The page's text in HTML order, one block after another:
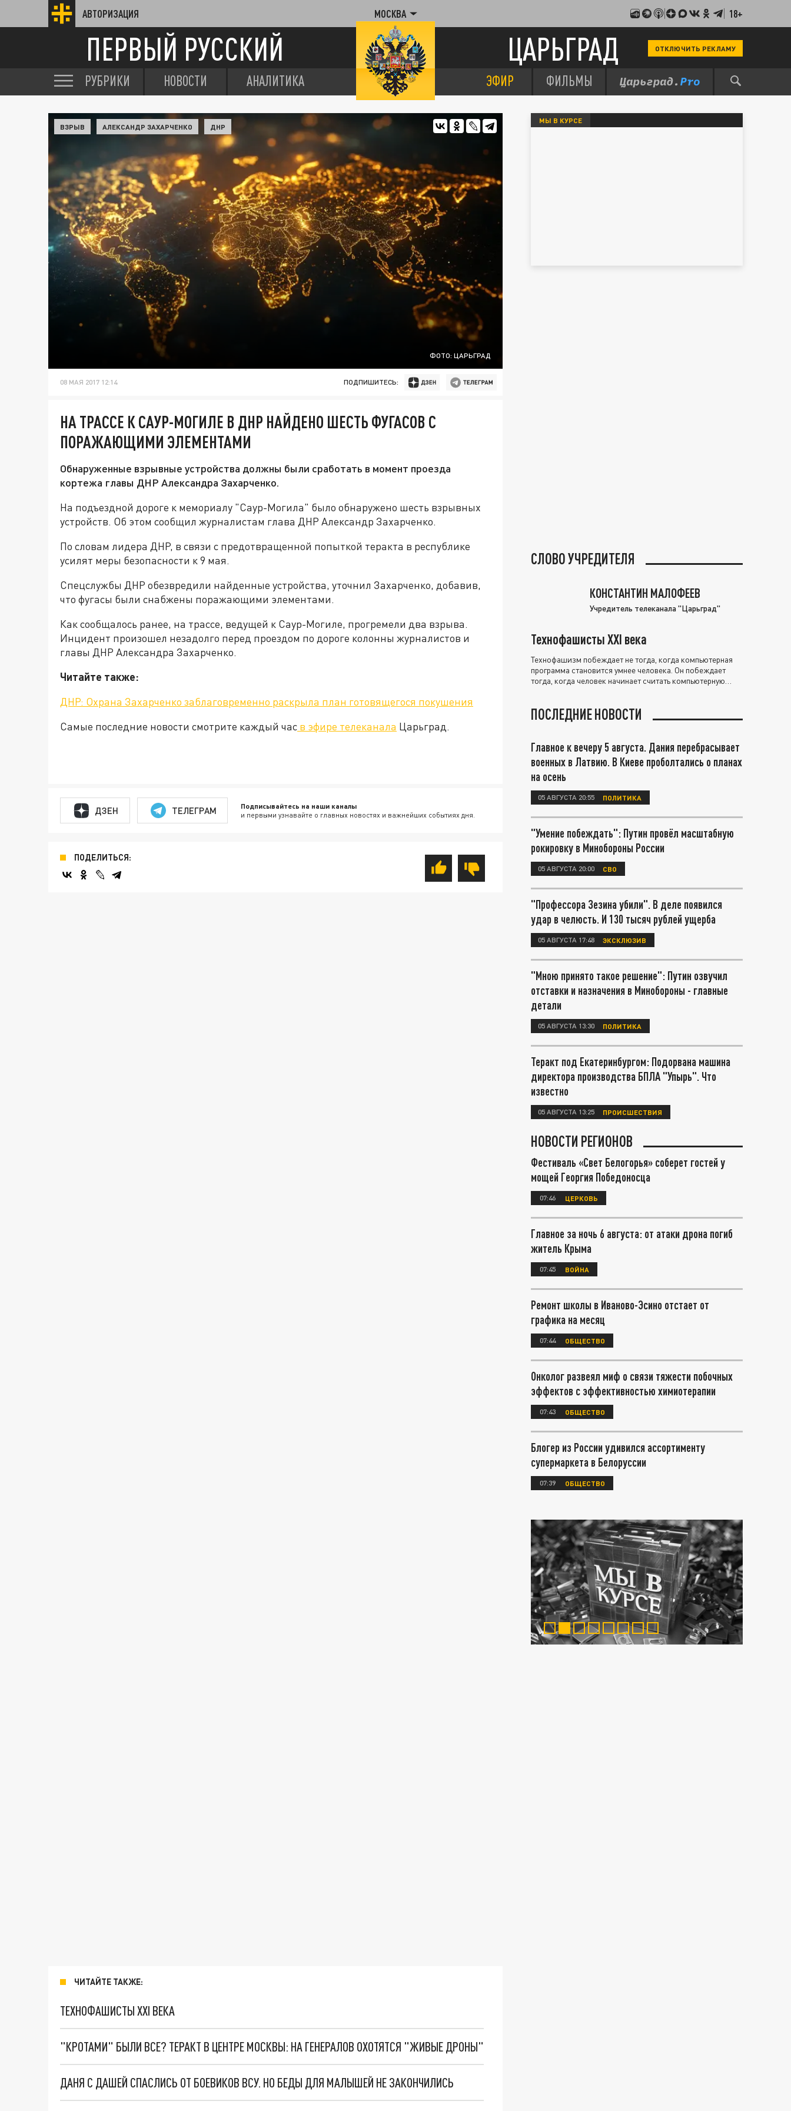
АВТОРИЗАЦИЯ МОСКВА 18+
ПЕРВЫЙ РУССКИЙ ЦАРЬГРАД ОТКЛЮЧИТЬ РЕКЛАМУ
РУБРИКИ НОВОСТИ АНАЛИТИКА ЭФИР ФИЛЬМЫ
ФОТО: ЦАРЬГРАД
ВЗРЫВ АЛЕКСАНДР ЗАХАРЧЕНКО ДНР
08 МАЯ 2017 12:14 ПОДПИШИТЕСЬ:
НА ТРАССЕ К САУР-МОГИЛЕ В ДНР НАЙДЕНО ШЕСТЬ ФУГАСОВ С
ПОРАЖАЮЩИМИ ЭЛЕМЕНТАМИ
Обнаруженные взрывные устройства должны были сработать в момент проезда
кортежа главы ДНР Александра Захарченко.
На подъездной дороге к мемориалу "Саур-Могила" было обнаружено шесть взрывных
устройств. Об этом сообщил журналистам глава ДНР Александр Захарченко.
По словам лидера ДНР, в связи с предотвращенной попыткой теракта в республике
усилят меры безопасности к 9 мая.
Спецслужбы ДНР обезвредили найденные устройства, уточнил Захарченко, добавив,
что фугасы были снабжены поражающими элементами.
Как сообщалось ранее, на трассе, ведущей к Саур-Могиле, прогремели два взрыва.
Инцидент произошел незадолго перед проездом по дороге колонны журналистов и
главы ДНР Александра Захарченко.
Читайте также:
ДНР: Охрана Захарченко заблаговременно раскрыла план готовящегося покушения
Самые последние новости смотрите каждый час в эфире телеканала Царьград.
ДЗЕН ТЕЛЕГРАМ Подписывайтесь на наши каналы
и первыми узнавайте о главных новостях и важнейших событиях дня.
ПОДЕЛИТЬСЯ:
ЧИТАЙТЕ ТАКЖЕ:
ТЕХНОФАШИСТЫ XXI ВЕКА
"КРОТАМИ" БЫЛИ ВСЕ? ТЕРАКТ В ЦЕНТРЕ МОСКВЫ: НА ГЕНЕРАЛОВ ОХОТЯТСЯ "ЖИВЫЕ ДРОНЫ"
ДАНЯ С ДАШЕЙ СПАСЛИСЬ ОТ БОЕВИКОВ ВСУ. НО БЕДЫ ДЛЯ МАЛЫШЕЙ НЕ ЗАКОНЧИЛИСЬ
МЫ В КУРСЕ
СЛОВО УЧРЕДИТЕЛЯ
КОНСТАНТИН МАЛОФЕЕВ
Учредитель телеканала "Царьград"
Технофашисты XXI века
Технофашизм побеждает не тогда, когда компьютерная
программа становится умнее человека. Он побеждает
тогда, когда человек начинает считать компьютерную
ПОСЛЕДНИЕ НОВОСТИ
Главное к вечеру 5 августа. Дания перебрасывает
военных в Латвию. В Киеве проболтались о планах
на осень
05 АВГУСТА 20:55 ПОЛИТИКА
"Умение побеждать": Путин провёл масштабную
рокировку в Минобороны России
05 АВГУСТА 20:00 СВО
"Профессора Зезина убили". В деле появился
удар в челюсть. И 130 тысяч рублей ущерба
05 АВГУСТА 17:48 ЭКСКЛЮЗИВ
"Мною принято такое решение": Путин озвучил
отставки и назначения в Минобороны - главные
детали
05 АВГУСТА 13:30 ПОЛИТИКА
Теракт под Екатеринбургом: Подорвана машина
директора производства БПЛА "Упырь". Что
известно
05 АВГУСТА 13:25 ПРОИСШЕСТВИЯ
НОВОСТИ РЕГИОНОВ
Фестиваль «Свет Белогорья» соберет гостей у
мощей Георгия Победоносца
07:46 ЦЕРКОВЬ
Главное за ночь 6 августа: от атаки дрона погиб
житель Крыма
07:45 ВОЙНА
Ремонт школы в Иваново-Эсино отстает от
графика на месяц
07:44 ОБЩЕСТВО
Онколог развеял миф о связи тяжести побочных
эффектов с эффективностью химиотерапии
07:43 ОБЩЕСТВО
Блогер из России удивился ассортименту
супермаркета в Белоруссии
07:39 ОБЩЕСТВО